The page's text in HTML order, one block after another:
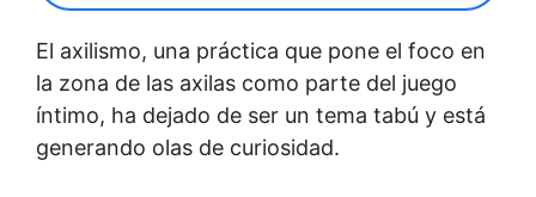
El axilismo, una práctica que pone el foco en
la zona de las axilas como parte del juego
íntimo, ha dejado de ser un tema tabú y está
generando olas de curiosidad.